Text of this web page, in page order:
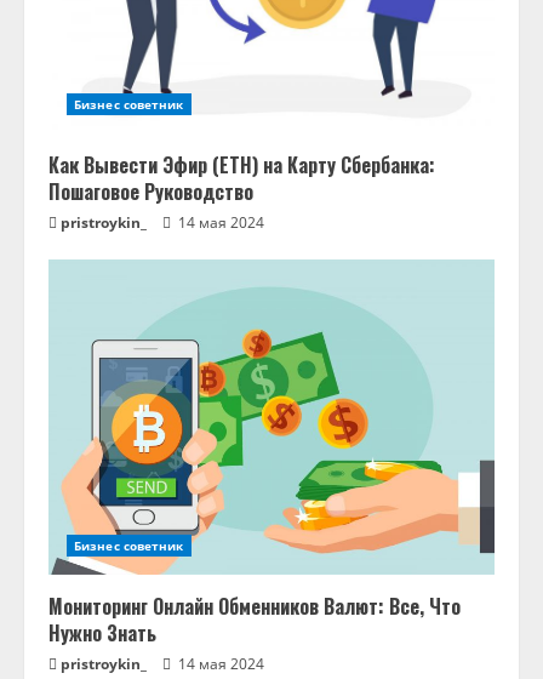
Бизнес советник
Как Вывести Эфир (ETH) на Карту Сбербанка:
Пошаговое Руководство
pristroykin_ 14 мая 2024
Бизнес советник
Мониторинг Онлайн Обменников Валют: Все, Что
Нужно Знать
pristroykin_ 14 мая 2024